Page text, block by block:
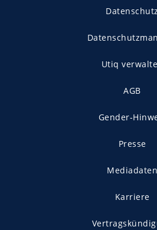
Datenschutz
Utiq
AGB
Gender-
Presse
Mediadaten
Karriere